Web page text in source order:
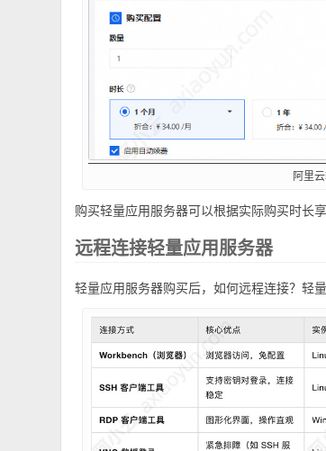
阿里
购买轻量应用服务器可以根据实际购买时长
远程连接轻量应用服务器
轻量应用服务器购买后，如何远程连接？轻